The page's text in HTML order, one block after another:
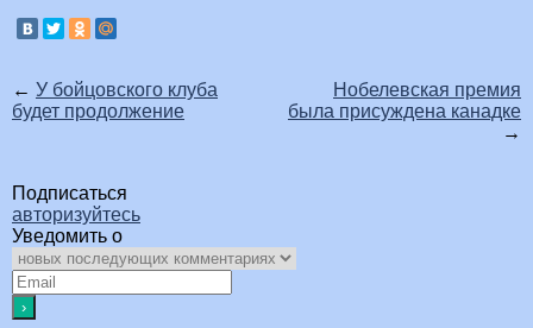
← У бойцовского клуба
будет продолжение
Нобелевская премия
была присуждена канадке
→
Подписаться
авторизуйтесь
Уведомить о